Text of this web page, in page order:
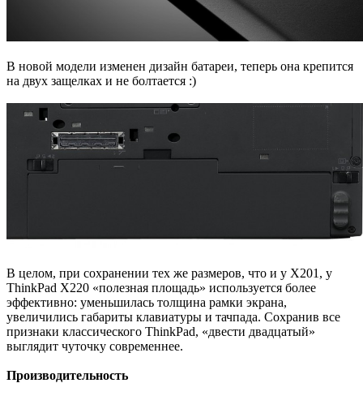
В новой модели изменен дизайн батареи, теперь она крепится
на двух защелках и не болтается :)
В целом, при сохранении тех же размеров, что и у X201, у
ThinkPad X220 «полезная площадь» используется более
эффективно: уменьшилась толщина рамки экрана,
увеличились габариты клавиатуры и тачпада. Сохранив все
признаки классического ThinkPad, «двести двадцатый»
выглядит чуточку современнее.
Производительность